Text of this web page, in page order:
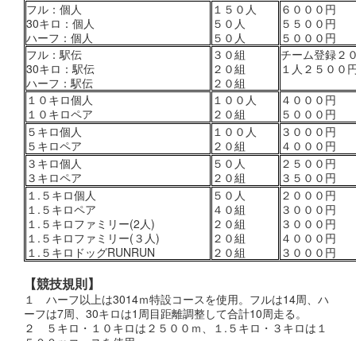
フル：個人
30キロ：個人
ハーフ：個人
１５０人
５０人
５０人
６０００円
５５００円
５０００円
フル：駅伝
30キロ：駅伝
ハーフ：駅伝
３０組
２０組
２０組
チーム登録２
１人２５００
１０キロ個人
１０キロペア
１００人
２０組
４０００円
５０００円
５キロ個人
５キロペア
１００人
２０組
３０００円
４０００円
３キロ個人
３キロペア
５０人
２０組
２５００円
３５００円
１.５キロ個人
１.５キロペア
１.５キロファミリー(2人)
１.５キロファミリー(３人)
１.５キロドッグRUNRUN
５０人
４０組
２０組
２０組
２０組
２０００円
３０００円
３０００円
４０００円
３０００円
【競技規則】
１ ハーフ以上は3014ｍ特設コースを使用。フルは14周、ハ
ーフは7周、30キロは1周目距離調整して合計10周走る。
２ ５キロ・１０キロは２５００ｍ、１.５キロ・３キロは１